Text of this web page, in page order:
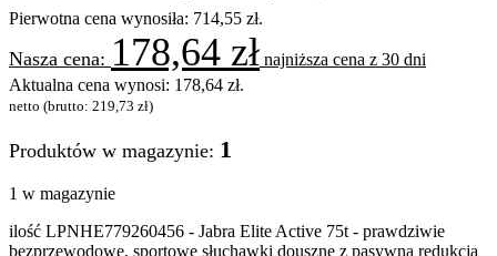
Pierwotna cena wynosiła: 714,55 zł.
178,64 zł najniższa cena z 30 dni
Aktualna cena wynosi: 178,64 zł.
netto (brutto: 219,73 zł)
Produktów w magazynie: 1
1 w magazynie
ilość LPNHE779260456 - Jabra Elite Active 75t - prawdziwie
bezprzewodowe, sportowe słuchawki douszne z pasywną redukcją